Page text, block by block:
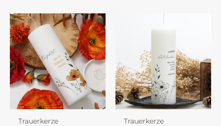
Trauerkerze
Trauerkerze